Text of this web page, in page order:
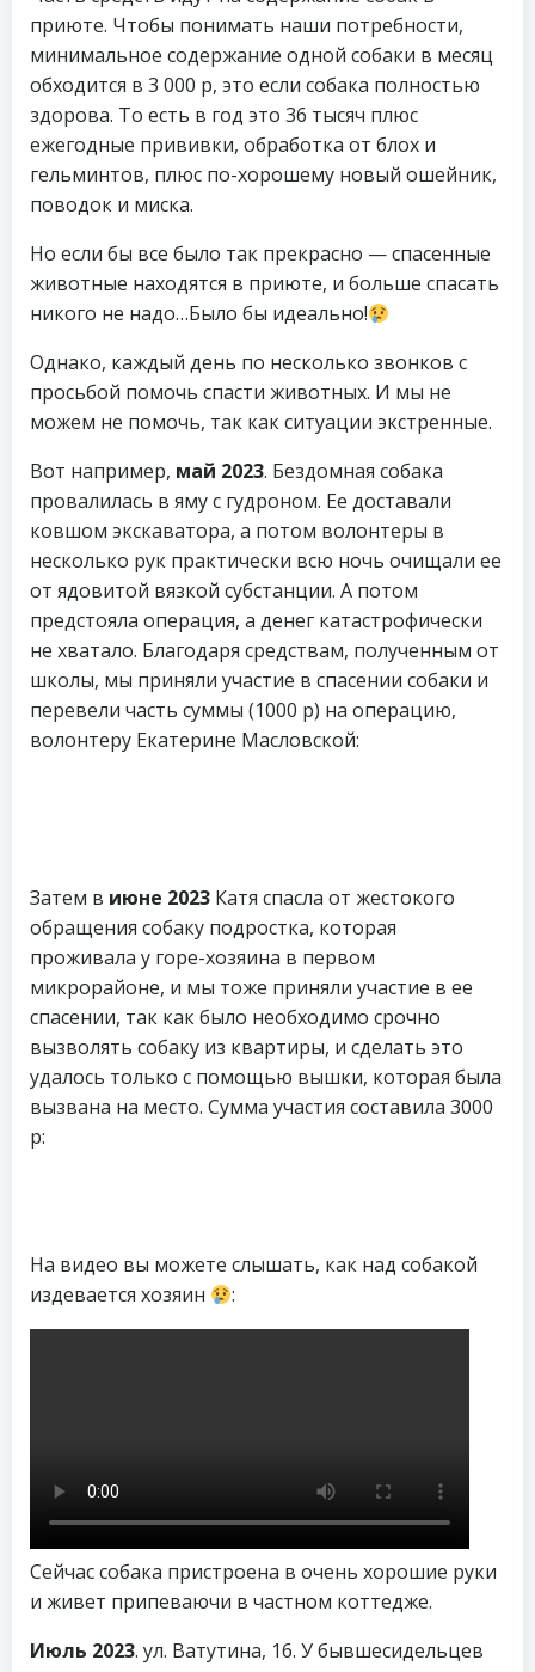
приюте. Чтобы понимать наши потребности,
минимальное содержание одной собаки в месяц
обходится в 3 000 р, это если собака полностью
здорова. То есть в год это 36 тысяч плюс
ежегодные прививки, обработка от блох и
гельминтов, плюс по-хорошему новый ошейник,
поводок и миска.
Но если бы все было так прекрасно — спасенные
животные находятся в приюте, и больше спасать
никого не надо…Было бы идеально!
Однако, каждый день по несколько звонков с
просьбой помочь спасти животных. И мы не
можем не помочь, так как ситуации экстренные.
Вот например, май 2023. Бездомная собака
провалилась в яму с гудроном. Ее доставали
ковшом экскаватора, а потом волонтеры в
несколько рук практически всю ночь очищали ее
от ядовитой вязкой субстанции. А потом
предстояла операция, а денег катастрофически
не хватало. Благодаря средствам, полученным от
школы, мы приняли участие в спасении собаки и
перевели часть суммы (1000 р) на операцию,
волонтеру Екатерине Масловской:
Затем в июне 2023 Катя спасла от жестокого
обращения собаку подростка, которая
проживала у горе-хозяина в первом
микрорайоне, и мы тоже приняли участие в ее
спасении, так как было необходимо срочно
вызволять собаку из квартиры, и сделать это
удалось только с помощью вышки, которая была
вызвана на место. Сумма участия составила 3000
р:
На видео вы можете слышать, как над собакой
издевается хозяин
:
Сейчас собака пристроена в очень хорошие руки
и живет припеваючи в частном коттедже.
Июль 2023. ул. Ватутина, 16. У бывшесидельцев